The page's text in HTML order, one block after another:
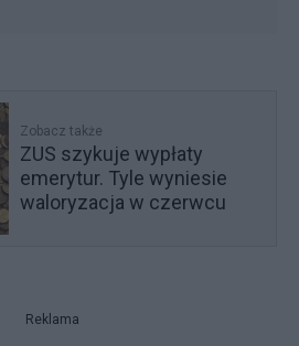
Zobacz także
ZUS szykuje wypłaty
emerytur. Tyle wyniesie
waloryzacja w czerwcu
Reklama